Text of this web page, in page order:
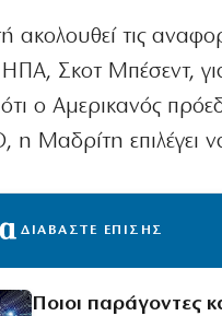
ακολουθεί τις
Σκοτ Μπέσεντ,
ο Αμερικανός
η Μαδρίτη επιλέγει
ΔΙΑΒΑΣΤΕ ΕΠΙΣΗΣ
Ποιοι παράγοντες